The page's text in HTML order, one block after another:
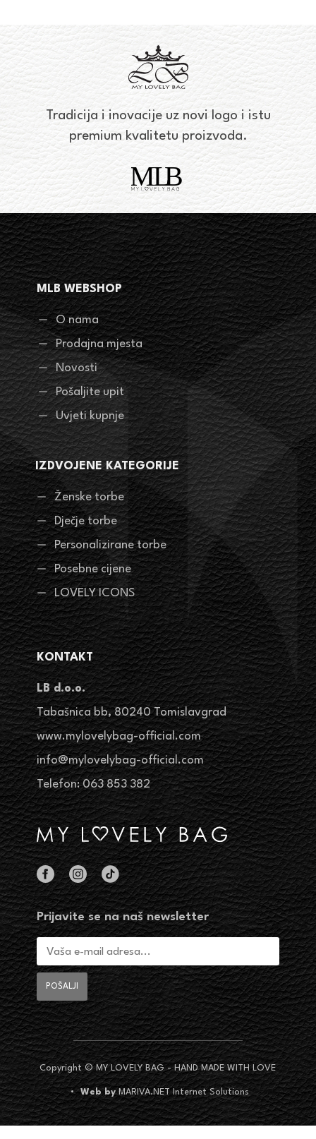
Tradicija i inovacije uz novi logo i istu
premium kvalitetu proizvoda.
MLB WEBSHOP
O nama
Prodajna mjesta
Novosti
Pošaljite upit
Uvjeti kupnje
IZDVOJENE KATEGORIJE
Ženske torbe
Dječje torbe
Personalizirane torbe
Posebne cijene
LOVELY ICONS
KONTAKT
LB d.o.o.
Tabašnica bb, 80240 Tomislavgrad
www.mylovelybag-official.com
info@mylovelybag-official.com
Telefon: 063 853 382
Prijavite se na naš newsletter
Copyright © MY LOVELY BAG - HAND MADE WITH LOVE
•Web by MARIVA.NET Internet Solutions